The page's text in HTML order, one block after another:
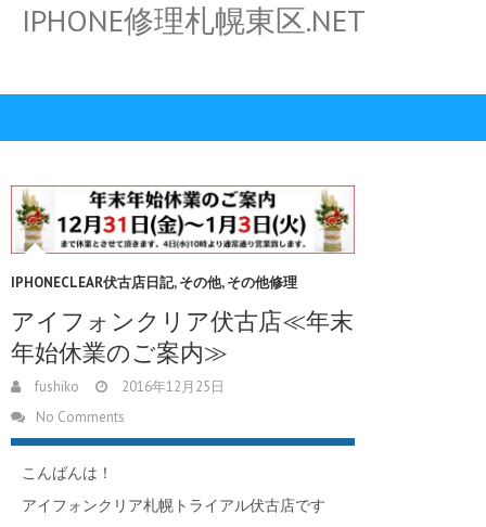
IPHONE修理札幌東区.NET
IPHONECLEAR伏古店日記,その他,その他修理
アイフォンクリア伏古店≪年末
年始休業のご案内≫
fushiko
2016年12月25日
No Comments
こんばんは！
アイフォンクリア札幌トライアル伏古店です